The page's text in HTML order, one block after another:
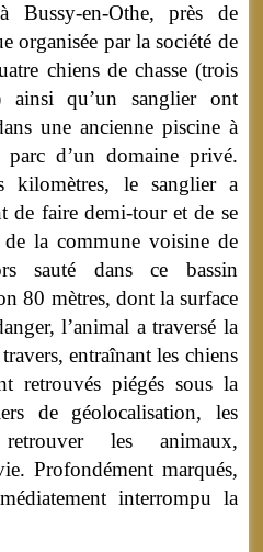
Bussy-en-Othe, près de
organisée par la société de
chiens de chasse (trois
qu’un sanglier ont
une ancienne piscine à
parc d’un domaine privé.
kilomètres, le sanglier a
de faire demi-tour et de se
la commune voisine de
sauté dans ce bassin
80 mètres, dont la surface
l’animal a traversé la
entraînant les chiens
retrouvés piégés sous la
de géolocalisation, les
les animaux,
Profondément marqués,
interrompu la